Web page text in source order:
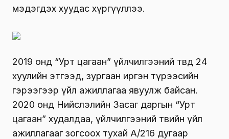
мэдэгдэх хуудас хүргүүллээ.
2019 онд “Урт цагаан” үйлчилгээний төвд 24
хуулийн этгээд, зургаан иргэн түрээсийн
гэрээгээр үйл ажиллагаа явуулж байсан.
2020 онд Нийслэлийн Засаг даргын “Урт
цагаан” худалдаа, үйлчилгээний төвийн үйл
ажиллагааг зогсоох тухай А/216 дугаар